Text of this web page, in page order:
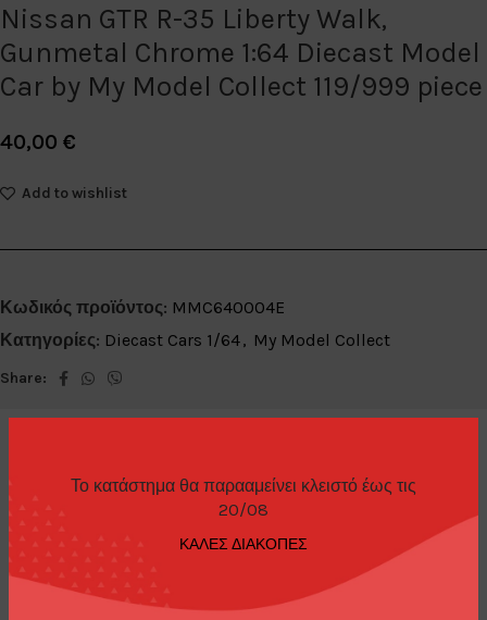
Το κατάστημα θα παρααμείνει κλειστό έως τις
20/08
ΚΑΛΕΣ ΔΙΑΚΟΠΕΣ
Nissan GTR R-35 Liberty Walk,
Gunmetal Chrome 1:64 Diecast Model
Car by My Model Collect 119/999 piece
40,00 €
Add to wishlist
Κωδικός προϊόντος: MMC640004E
Κατηγορίες: Diecast Cars 1/64, My Model Collect
Share:
ΠΕΡΙΓΡΑΦΉ
Nissan GTR R-35 Liberty Walk, Gunmetal Chrome 1:64